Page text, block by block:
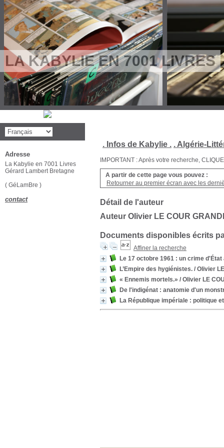
LA KABYLIE EN 7001 LIVRES
. Infos de Kabylie . . Algérie-
IMPORTANT : Après votre recherche,
A partir de cette page vous pouvez :
Retourner au premier écran avec les
Détail de l'auteur
Auteur Olivier LE COUR
Documents disponibles écrits
Affiner la recherche
Le 17 octobre 1961 : un crime d'État
L’Empire des hygiénistes. / Olivier
« Ennemis mortels.» / Olivier LE
De l'indigénat : anatomie d'un
La République impériale : politique
Adresse
La Kabylie en 7001 Livres
Gérard Lambert Bretagne
( GéLamBre )
contact